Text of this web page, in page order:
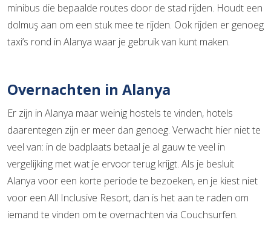
minibus die bepaalde routes door de stad rijden. Houdt een
dolmuş aan om een stuk mee te rijden. Ook rijden er genoeg
taxi’s rond in Alanya waar je gebruik van kunt maken.
Overnachten in Alanya
Er zijn in Alanya maar weinig hostels te vinden, hotels
daarentegen zijn er meer dan genoeg. Verwacht hier niet te
veel van: in de badplaats betaal je al gauw te veel in
vergelijking met wat je ervoor terug krijgt. Als je besluit
Alanya voor een korte periode te bezoeken, en je kiest niet
voor een All Inclusive Resort, dan is het aan te raden om
iemand te vinden om te overnachten via Couchsurfen.